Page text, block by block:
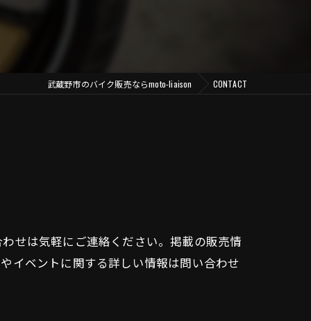
武蔵野市のバイク販売ならmoto-liaison CONTACT
せは気軽にご連絡ください。掲載の販売情
イベントに関する詳しい情報は問い合わせ